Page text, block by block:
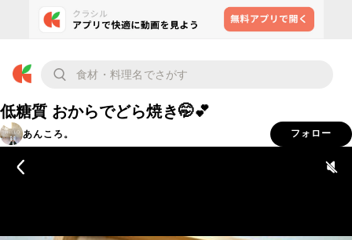
低糖質 おからでどら焼き🤭💕
あんころ。 フォロー